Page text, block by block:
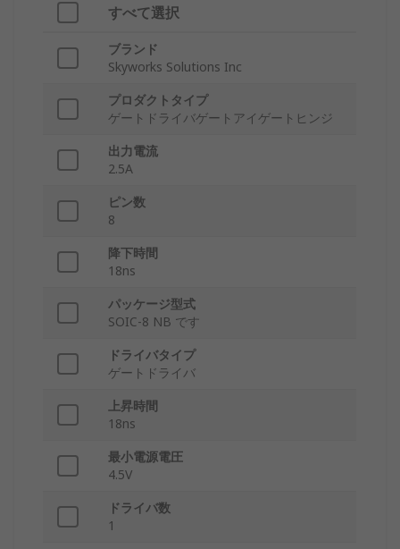
すべて選択
ブランド
Skyworks Solutions Inc
プロダクトタイプ
ゲートドライバゲートアイゲートヒンジ
出力電流
2.5A
ピン数
8
降下時間
18ns
パッケージ型式
SOIC-8 NB です
ドライバタイプ
ゲートドライバ
上昇時間
18ns
最小電源電圧
4.5V
ドライバ数
1